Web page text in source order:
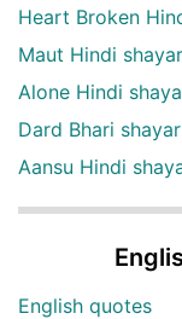
Heart Broken
Maut Hindi
Alone Hindi
Dard Bhari
Aansu Hindi
English quotes